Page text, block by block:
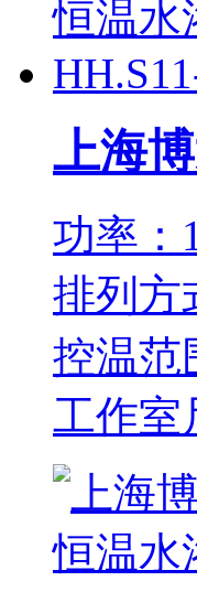
上海
功率：
排列方
控温范
工作室